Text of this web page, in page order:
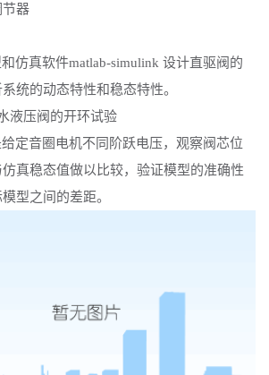
节器
仿真软件matlab-simulink 设计直驱阀的
统的动态特性和稳态特性。
液压阀的开环试验
定音圈电机不同阶跃电压，观察阀芯位
真稳态值做以比较，验证模型的准确性
型之间的差距。